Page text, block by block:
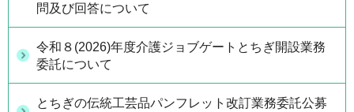
問及び回答について
令和８(2026)年度介護ジョブゲートとちぎ開設業務
委託について
とちぎの伝統工芸品パンフレット改訂業務委託公募